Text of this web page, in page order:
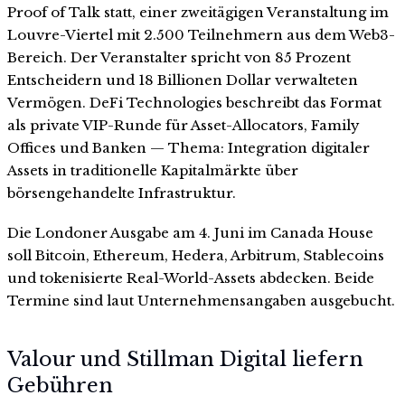
Proof of Talk statt, einer zweitägigen Veranstaltung im
Louvre-Viertel mit 2.500 Teilnehmern aus dem Web3-
Bereich. Der Veranstalter spricht von 85 Prozent
Entscheidern und 18 Billionen Dollar verwalteten
Vermögen. DeFi Technologies beschreibt das Format
als private VIP-Runde für Asset-Allocators, Family
Offices und Banken — Thema: Integration digitaler
Assets in traditionelle Kapitalmärkte über
börsengehandelte Infrastruktur.
Die Londoner Ausgabe am 4. Juni im Canada House
soll Bitcoin, Ethereum, Hedera, Arbitrum, Stablecoins
und tokenisierte Real-World-Assets abdecken. Beide
Termine sind laut Unternehmensangaben ausgebucht.
Valour und Stillman Digital liefern
Gebühren